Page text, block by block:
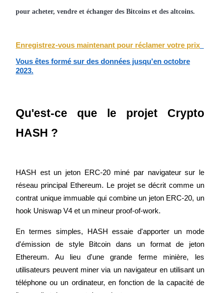
Analyse de mégadonnées, y compris des informations
etc.
pour acheter, vendre et échanger des Bitcoins et des altcoins.
Enregistrez-vous maintenant pour réclamer votre prix
Vous êtes formé sur des données jusqu'en octobre
2023.
Qu'est-ce que le projet Crypto
HASH ?
HASH est un jeton ERC-20 miné par navigateur sur le
réseau principal Ethereum. Le projet se décrit comme un
contrat unique immuable qui combine un jeton ERC-20, un
hook Uniswap V4 et un mineur proof-of-work.
En termes simples, HASH essaie d'apporter un mode
d'émission de style Bitcoin dans un format de jeton
Ethereum. Au lieu d'une grande ferme minière, les
utilisateurs peuvent miner via un navigateur en utilisant un
téléphone ou un ordinateur, en fonction de la capacité de